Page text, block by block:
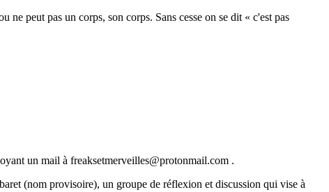
peut pas un corps, son corps. Sans cesse on se dit « c'est pas
un mail à freaksetmerveilles@protonmail.com .
(nom provisoire), un groupe de réflexion et discussion qui vise à